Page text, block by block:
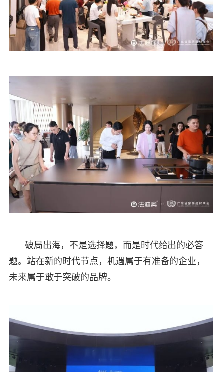
破局出海，不是选择题，而是时代给出的必答
题。站在新的时代节点，机遇属于有准备的企业，
未来属于敢于突破的品牌。